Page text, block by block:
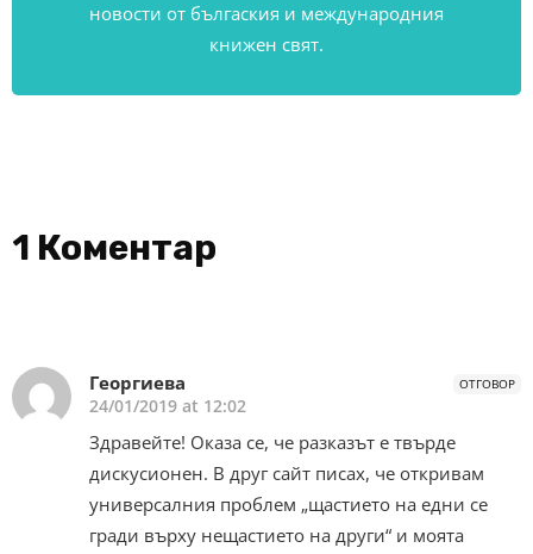
новости от бългаския и международния
книжен свят.
1 Коментар
ОТГОВОР
Георгиева
24/01/2019 at 12:02
Здравейте! Оказа се, че разказът е твърде
дискусионен. В друг сайт писах, че откривам
универсалния проблем „щастието на едни се
гради върху нещастието на други“ и моята